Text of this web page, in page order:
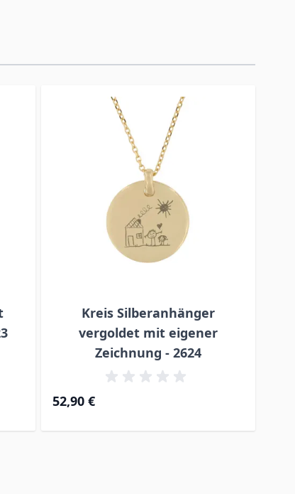
Kreis Silberanhänger
vergoldet mit eigener
Zeichnung - 2624
52,90 €